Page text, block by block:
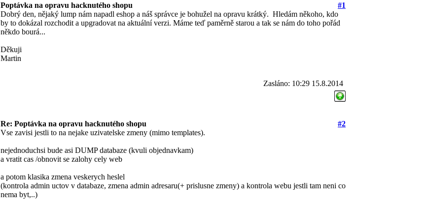
Poptávka na opravu hacknutého shopu
#1
Dobrý den, nějaký lump nám napadl eshop a náš správce je bohužel na opravu krátký. Hledám někoho, kdo
by to dokázal rozchodit a upgradovat na aktuální verzi. Máme teď paměrně starou a tak se nám do toho pořád
někdo bourá...
Děkuji
Martin
Zasláno: 10:29 15.8.2014
Re: Poptávka na opravu hacknutého shopu
#2
Vse zavisi jestli to na nejake uzivatelske zmeny (mimo templates).
nejednoduchsi bude asi DUMP databaze (kvuli objednavkam)
a vratit cas /obnovit se zalohy cely web
a potom klasika zmena veskerych heslel
(kontrola admin uctov v databaze, zmena admin adresaru(+ prislusne zmeny) a kontrola webu jestli tam neni co
nema byt,..)